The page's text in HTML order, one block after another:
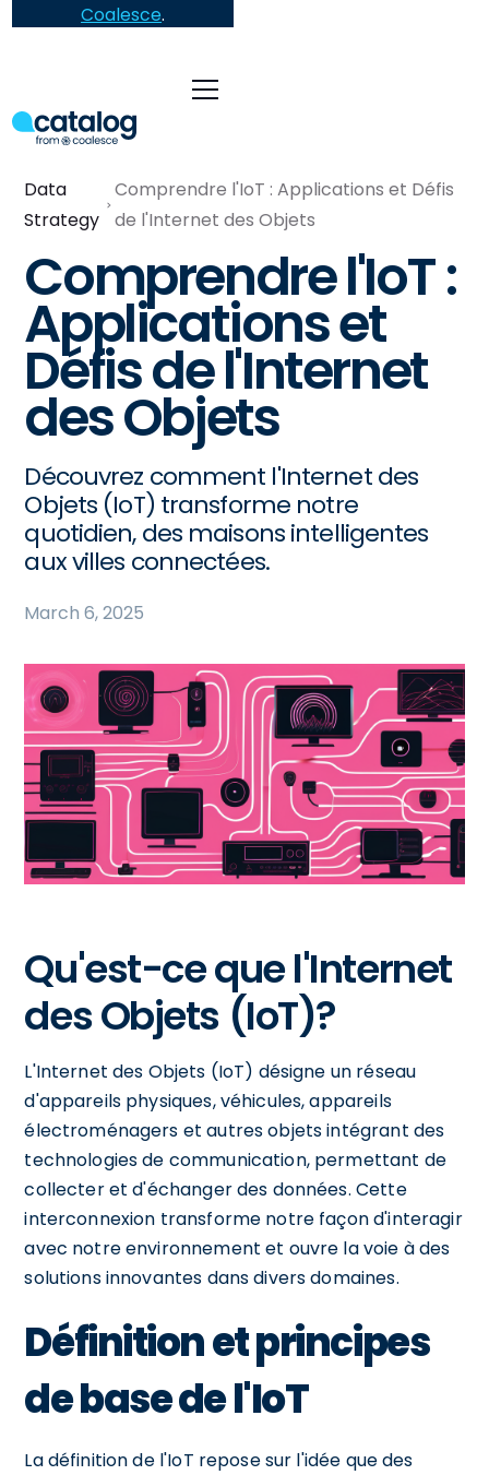
Coalesce.
Data
Strategy
Comprendre l'IoT : Applications et Défis
de l'Internet des Objets
Comprendre l'IoT :
Applications et
Défis de l'Internet
des Objets
Découvrez comment l'Internet des
Objets (IoT) transforme notre
quotidien, des maisons intelligentes
aux villes connectées.
March 6, 2025
Qu'est-ce que l'Internet
des Objets (IoT)?
L'Internet des Objets (IoT) désigne un réseau
d'appareils physiques, véhicules, appareils
électroménagers et autres objets intégrant des
technologies de communication, permettant de
collecter et d'échanger des données. Cette
interconnexion transforme notre façon d'interagir
avec notre environnement et ouvre la voie à des
solutions innovantes dans divers domaines.
Définition et principes
de base de l'IoT
La définition de l'IoT repose sur l'idée que des